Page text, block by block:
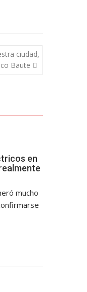
ciudad,
Baute
en
mucho